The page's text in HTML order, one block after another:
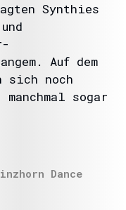
Synthies
Auf dem
sich noch
sogar
Dance